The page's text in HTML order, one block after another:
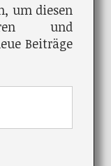
um diesen
und
Beiträge